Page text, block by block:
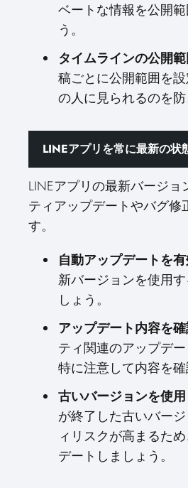
ベートな情報を公開
う。
タイムラインの公開
稿ごとに公開範囲を
の人に見られるのを防
LINEアプリを常に最新の状
LINEアプリの最新バージョ
ティアップデートやバグ修
す。
自動アップデートを
新バージョンを使用
しょう。
アップデート内容を
ティ関連のアップデー
特に注意して内容を確
古いバージョンを使
が終了した古いバー
ィリスクが高まるた
デートしましょう。